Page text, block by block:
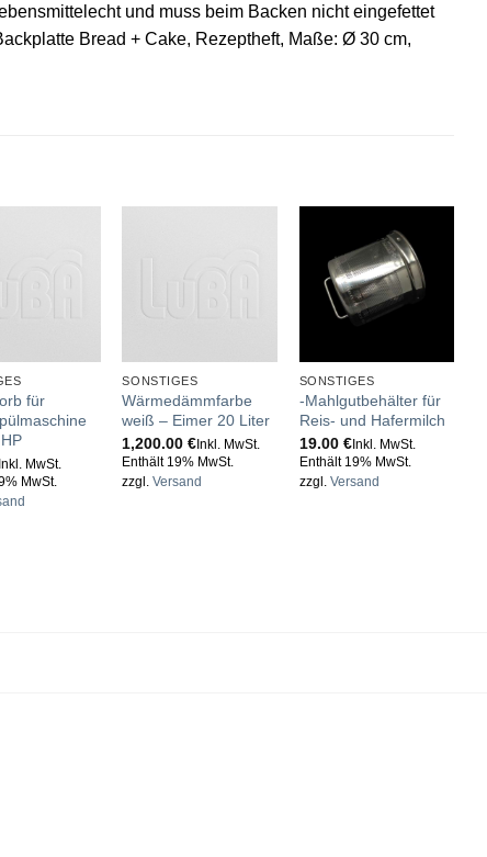
und muss beim Backen nicht eingefettet
Bread + Cake, Rezeptheft, Maße: Ø 30 cm,
für
Inkl. MwSt.
MwSt.
SONSTIGES
Wärmedämmfarbe
weiß – Eimer 20 Liter
1,200.00€ Inkl. MwSt.
Enthält 19% MwSt.
zzgl.Versand
SONSTIGES
-Mahlgutbehälter für
Reis- und Hafermilch
19.00 €Inkl. MwSt.
Enthält 19% MwSt.
zzgl. Versand